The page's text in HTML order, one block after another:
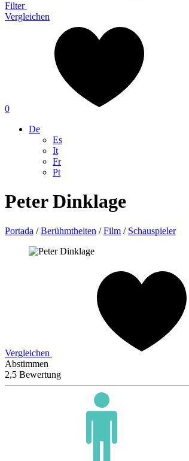
Filter
Vergleichen
0
De
Es
It
Fr
Pt
Peter Dinklage
Portada /Berühmtheiten /Film / Schauspieler
Vergleichen
Abstimmen
2,5 Bewertung